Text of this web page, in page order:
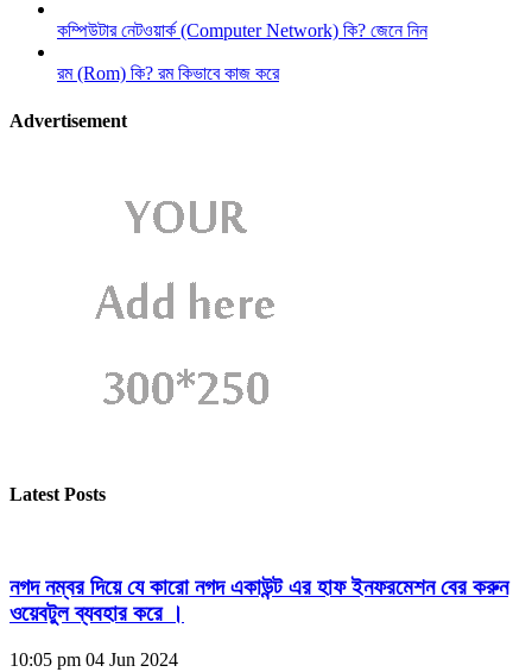
কম্পিউটার নেটওয়ার্ক (Computer Network) কি? জেনে নিন
রম (Rom) কি? রম কিভাবে কাজ করে
Advertisement
Latest Posts
নগদ নম্বর দিয়ে যে কারো নগদ একাউন্ট এর হাফ ইনফরমেশন বের করুন
ওয়েবটুল ব্যবহার করে ।
10:05 pm 04 Jun 2024